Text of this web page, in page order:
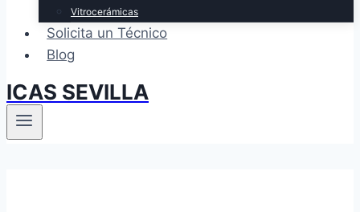
Vitrocerámicas
Solicita un Técnico
Blog
ICAS SEVILLA